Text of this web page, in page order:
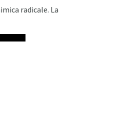
radicale. La